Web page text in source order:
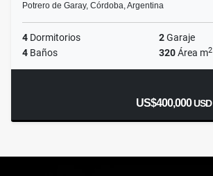
Potrero de Garay, Córdoba, Argentina
4 Dormitorios 2Garaje
4 Baños 320Área m2
US$400,000USD